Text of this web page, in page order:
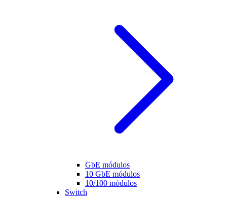
GbE módulos
10 GbE módulos
10/100 módulos
Switch